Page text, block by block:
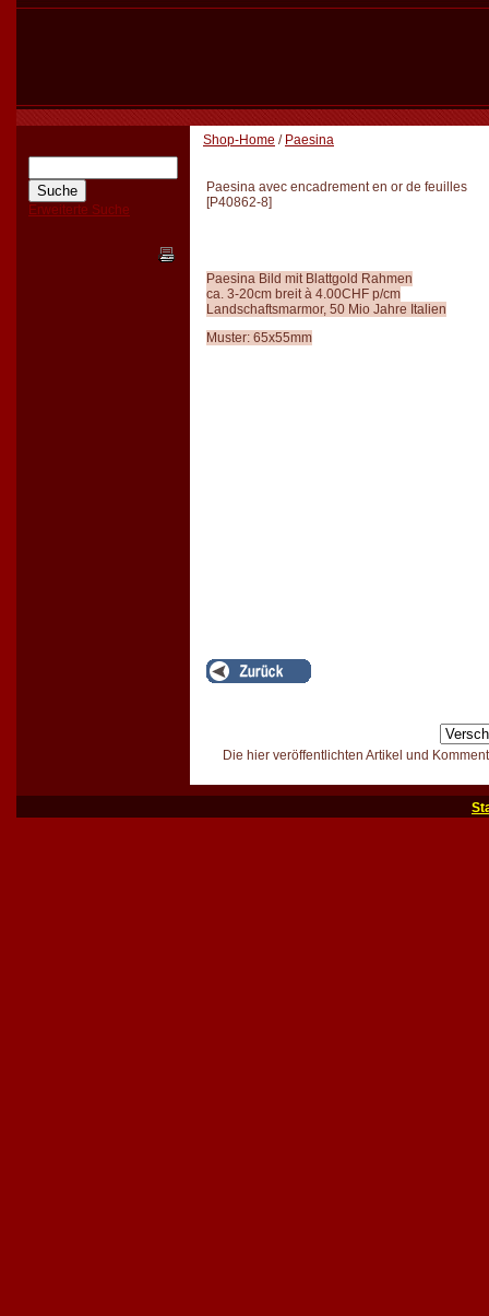
Erweiterte Suche
Shop-Home / Paesina
Paesina avec encadrement en or de feuilles
[P40862-8]
Paesina Bild mit Blattgold Rahmen
ca. 3-20cm breit à 4.00CHF p/cm
Landschaftsmarmor, 50 Mio Jahre Italien
Muster: 65x55mm
Die hier veröffentlichten Artikel und